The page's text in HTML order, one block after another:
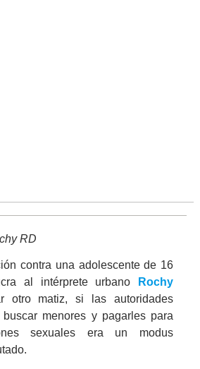
RD
contra una adolescente de 16
al intérprete urbano
Rochy
otro matiz, si las autoridades
menores y pagarles para
sexuales era un modus